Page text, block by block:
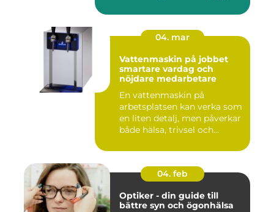
04. mar
Vattenmaskin på jobbet
smartare vardag och
nöjdare medarbetare
En vattenmaskin på
arbetsplatsen kan verka som
en liten detalj, men påverkar
både hälsa, trivsel och...
04. feb
Optiker - din guide till
bättre syn och ögonhälsa